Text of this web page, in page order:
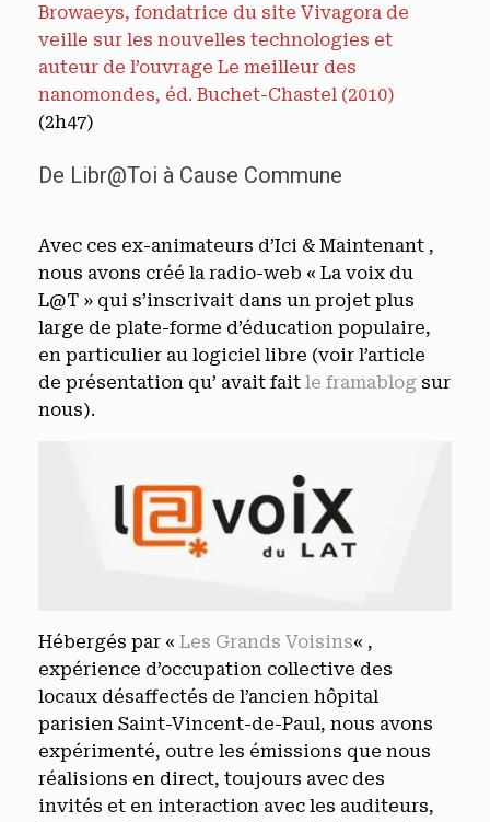
Browaeys, fondatrice du site Vivagora de
veille sur les nouvelles technologies et
auteur de l’ouvrage Le meilleur des
nanomondes, éd. Buchet-Chastel (2010)
(2h47)
De Libr@Toi à Cause Commune
Avec ces ex-animateurs d’Ici & Maintenant ,
nous avons créé la radio-web « La voix du
L@T » qui s’inscrivait dans un projet plus
large de plate-forme d’éducation populaire,
en particulier au logiciel libre (voir l’article
de présentation qu’ avait fait le framablog sur
nous).
Hébergés par « Les Grands Voisins« ,
expérience d’occupation collective des
locaux désaffectés de l’ancien hôpital
parisien Saint-Vincent-de-Paul, nous avons
expérimenté, outre les émissions que nous
réalisions en direct, toujours avec des
invités et en interaction avec les auditeurs,